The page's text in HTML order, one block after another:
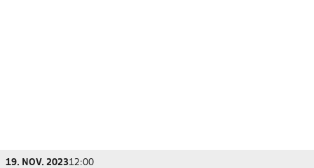
19. NOV. 202312:00